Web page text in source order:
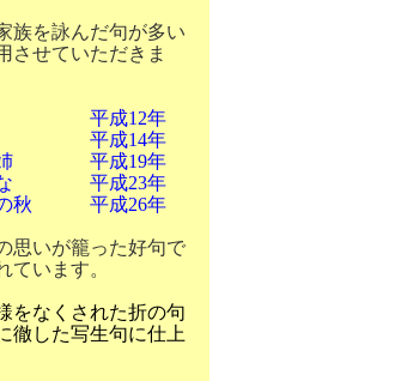
族を詠んだ句が多い
させていただきま
の萩 平成12年
晴 平成14年
な姉 平成19年
かな 平成23年
の秋 平成26年
思いが籠った好句で
ています。
をなくされた折の句
徹した写生句に仕上